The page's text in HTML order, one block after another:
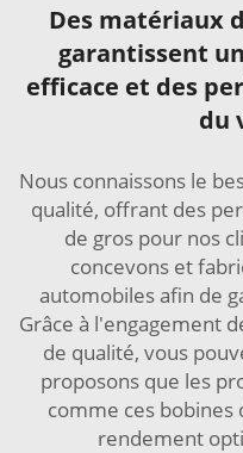
Des matériaux
garantissent
efficace et des
du
Nous connaissons le
qualité, offrant des
de gros pour nos
concevons et
automobiles afin de
Grâce à l'engagement
de qualité, vous
proposons que les
comme ces bobines
rendement